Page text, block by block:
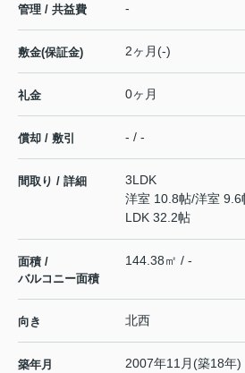
管理 / 共益費 -
敷金(保証金) 2ヶ月(-)
礼金 0ヶ月
償却 / 敷引 - / -
間取り / 詳細
3LDK
洋室 10.8帖/洋室 9.6
LDK 32.2帖
面積 /
バルコニー面積
144.38㎡ / -
向き 北西
築年月 2007年11月(築18年)